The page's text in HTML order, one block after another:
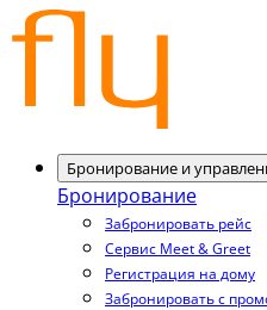
Бронирование и
Бронирование
Забронировать рейс
Сервис Meet & Greet
Регистрация на дому
Забронировать с